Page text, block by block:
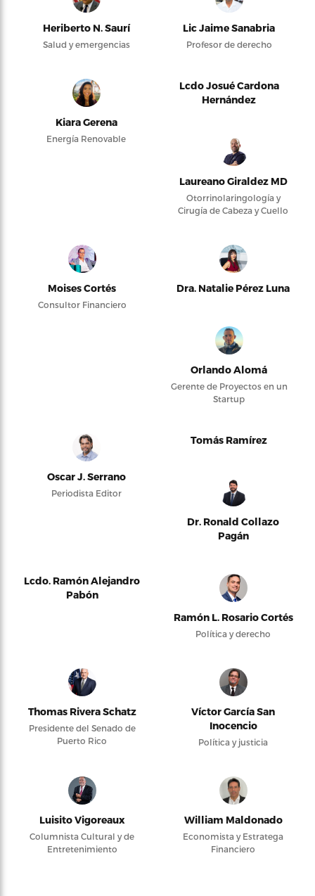
Heriberto N. Saurí
Salud y emergencias
Lic Jaime Sanabria
Profesor de derecho
Kiara Gerena
Energía Renovable
Lcdo Josué Cardona
Hernández
Laureano Giraldez MD
Otorrinolaringología y
Cirugía de Cabeza y Cuello
Moises Cortés
Consultor Financiero
Dra. Natalie Pérez Luna
Orlando Alomá
Gerente de Proyectos en un
Startup
Oscar J. Serrano
Periodista Editor
Tomás Ramírez
Dr. Ronald Collazo
Pagán
Lcdo. Ramón Alejandro
Pabón
Ramón L. Rosario Cortés
Política y derecho
Thomas Rivera Schatz
Presidente del Senado de
Puerto Rico
Víctor García San
Inocencio
Política y justicia
Luisito Vigoreaux
Columnista Cultural y de
Entretenimiento
William Maldonado
Economista y Estratega
Financiero